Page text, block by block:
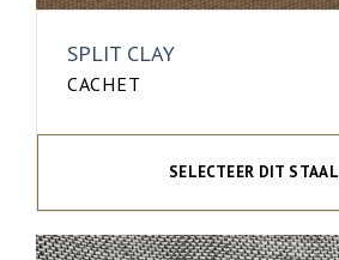
SPLIT CLAY
CACHET
SELECTEER DIT STAAL